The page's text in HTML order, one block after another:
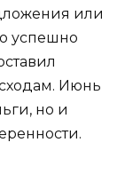
или
успешно
Июнь
но и